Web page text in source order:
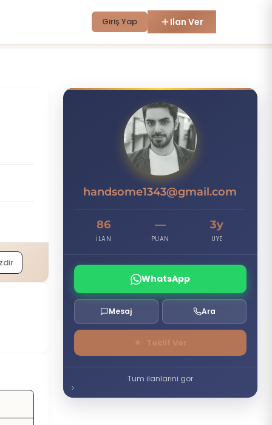
Giriş Yap Ilan Ver
H
handsome1343@gmail.com
86
İLAN
—
PUAN
3y
UYE
WhatsApp
Mesaj Ara
Tum ilanlarini gor